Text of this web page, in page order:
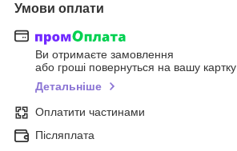
Умови оплати
Ви отримаєте замовлення
або гроші повернуться на вашу картку
Детальніше
Оплатити частинами
Післяплата